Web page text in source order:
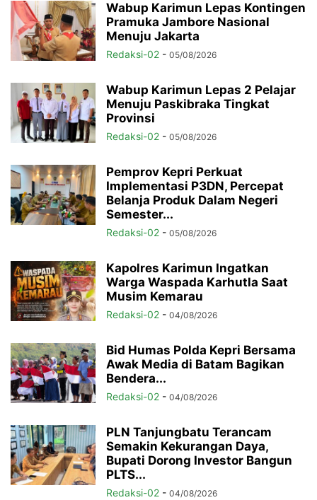
Wabup Karimun Lepas Kontingen
Pramuka Jambore Nasional
Menuju Jakarta
Redaksi-02 - 05/08/2026
Wabup Karimun Lepas 2 Pelajar
Menuju Paskibraka Tingkat
Provinsi
Redaksi-02 - 05/08/2026
Pemprov Kepri Perkuat
Implementasi P3DN, Percepat
Belanja Produk Dalam Negeri
Semester...
Redaksi-02 - 05/08/2026
Kapolres Karimun Ingatkan
Warga Waspada Karhutla Saat
Musim Kemarau
Redaksi-02 - 04/08/2026
Bid Humas Polda Kepri Bersama
Awak Media di Batam Bagikan
Bendera...
Redaksi-02 - 04/08/2026
PLN Tanjungbatu Terancam
Semakin Kekurangan Daya,
Bupati Dorong Investor Bangun
PLTS...
Redaksi-02 - 04/08/2026